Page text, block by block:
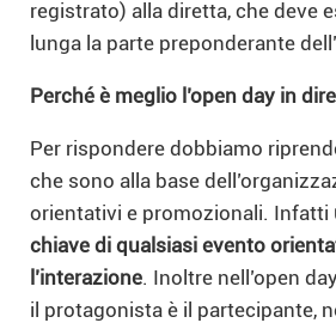
registrato) alla diretta, che deve
lunga la parte preponderante
Perché è meglio l’open day in
Per rispondere dobbiamo
che sono alla base
orientativi e promozionali. Infatti
chiave di qualsiasi evento
l’interazione. Inoltre nell’open
il protagonista è il partecipante,